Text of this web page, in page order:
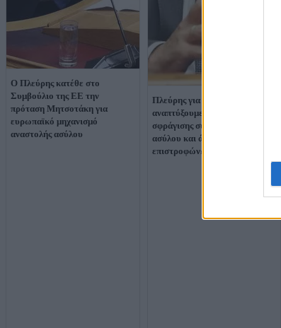
Ο Πλεύρης κατέθε στο
Συμβούλιο της ΕΕ την
πρόταση Μητσοτάκη για
ευρωπαϊκό μηχανισμό
αναστολής ασύλου
Πλεύρης για Θέουτα: «Να
αναπτύξουμε μηχανισμούς
σφράγισης συνόρων, αναστολής
ασύλου και άμεσων
επιστροφών»